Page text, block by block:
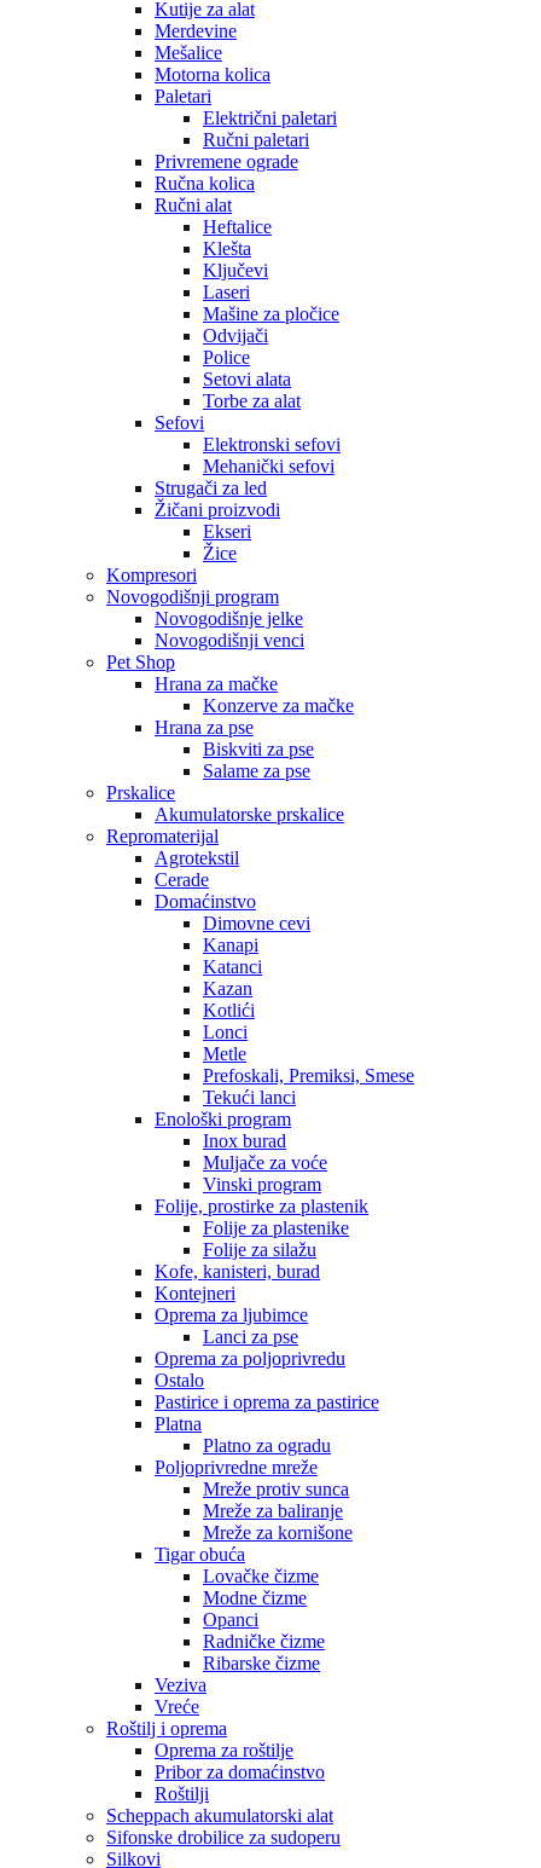
Kutije za alat
Merdevine
Mešalice
Motorna kolica
Paletari
Električni paletari
Ručni paletari
Privremene ograde
Ručna kolica
Ručni alat
Heftalice
Klešta
Ključevi
Laseri
Mašine za pločice
Odvijači
Police
Setovi alata
Torbe za alat
Sefovi
Elektronski sefovi
Mehanički sefovi
Strugači za led
Žičani proizvodi
Ekseri
Žice
Kompresori
Novogodišnji program
Novogodišnje jelke
Novogodišnji venci
Pet Shop
Hrana za mačke
Konzerve za mačke
Hrana za pse
Biskviti za pse
Salame za pse
Prskalice
Akumulatorske prskalice
Repromaterijal
Agrotekstil
Cerade
Domaćinstvo
Dimovne cevi
Kanapi
Katanci
Kazan
Kotlići
Lonci
Metle
Prefoskali, Premiksi, Smese
Tekući lanci
Enološki program
Inox burad
Muljače za voće
Vinski program
Folije, prostirke za plastenik
Folije za plastenike
Folije za silažu
Kofe, kanisteri, burad
Kontejneri
Oprema za ljubimce
Lanci za pse
Oprema za poljoprivredu
Ostalo
Pastirice i oprema za pastirice
Platna
Platno za ogradu
Poljoprivredne mreže
Mreže protiv sunca
Mreže za baliranje
Mreže za kornišone
Tigar obuća
Lovačke čizme
Modne čizme
Opanci
Radničke čizme
Ribarske čizme
Veziva
Vreće
Roštilj i oprema
Oprema za roštilje
Pribor za domaćinstvo
Roštilji
Scheppach akumulatorski alat
Sifonske drobilice za sudoperu
Silkovi